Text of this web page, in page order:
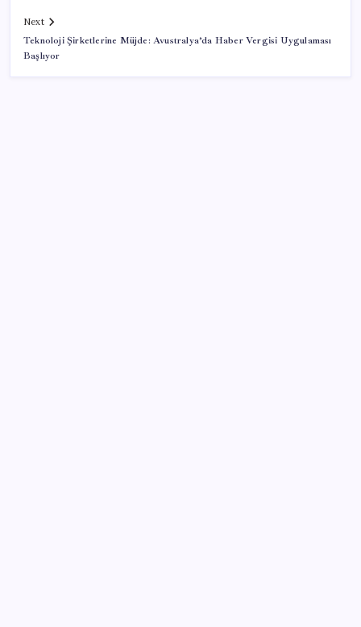
Next
Teknoloji Şirketlerine Müjde: Avustralya’da Haber Vergisi Uygulaması
Başlıyor